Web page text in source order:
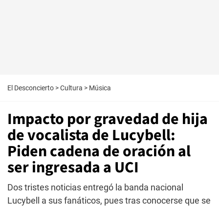
El Desconcierto >Cultura > Música
Impacto por gravedad de hija
de vocalista de Lucybell:
Piden cadena de oración al
ser ingresada a UCI
Dos tristes noticias entregó la banda nacional
Lucybell a sus fanáticos, pues tras conocerse que se